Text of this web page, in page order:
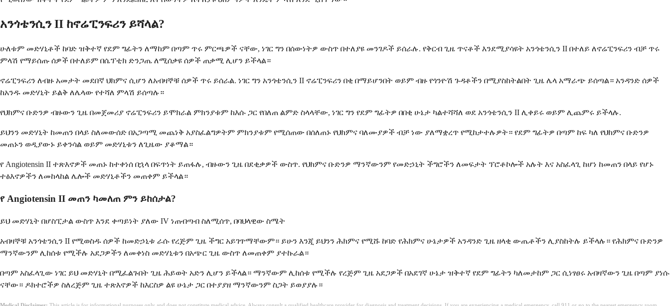
አንጎቴንሲን II ከኖሬፒንፍሪን ይሻላል?
ሁለቱም መድሃኒቶች ከባድ ዝቅተኛ የደም ግፊትን ለማከም በጣም ጥሩ ምርጫዎች ናቸው, ነገር ግን በሰውነትዎ ውስጥ በተለያዩ መንገዶች ይሰራሉ. የቅርብ ጊዜ ጥናቶች እንደሚያሳዩት አንጎቴንሲን II በተለይ ለኖሬፒንፍሪን ብቻ ጥሩ
ምላሽ የማይሰጡ ሰዎች በተለይም በሴፕቲክ ድንጋጤ ለሚሰቃዩ ሰዎች ጠቃሚ ሊሆን ይችላል።
ኖሬፒንፍሪን ለብዙ አመታት መደበኛ ህክምና ሲሆን ለአብዛኞቹ ሰዎች ጥሩ ይሰራል. ነገር ግን አንጎቴንሲን II ኖሬፒንፍሪን በቂ በማይሆንበት ወይም ብዙ የጎንዮሽ ጉዳቶችን በሚያስከትልበት ጊዜ ሌላ አማራጭ ይሰጣል። አንዳንድ ሰዎች
ከአንዱ መድሃኒት ይልቅ ለሌላው የተሻለ ምላሽ ይሰጣሉ።
የህክምና ቡድንዎ ብዙውን ጊዜ በመጀመሪያ ኖሬፒንፍሪን ይሞክራል ምክንያቱም ከእሱ ጋር የበለጠ ልምድ ስላላቸው, ነገር ግን የደም ግፊትዎ በበቂ ሁኔታ ካልተሻሻለ ወደ አንጎቴንሲን II ሊቀይሩ ወይም ሊጨምሩ ይችላሉ.
ይህንን መድሃኒት ከመጠን በላይ ስለመውሰድ በአጋጣሚ መጨነቅ አያስፈልግዎትም ምክንያቱም የሚሰጠው በሰለጠኑ የህክምና ባለሙያዎች ብቻ ነው ያለማቋረጥ የሚከታተሉዎት። የደም ግፊትዎ በጣም ከፍ ካለ የህክምና ቡድንዎ
መጠኑን ወዲያውኑ ይቀንሳል ወይም መድሃኒቱን ለጊዜው ያቆማል።
የ Angiotensin II ተጽእኖዎች መጠኑ ከተቀነሰ በኋላ በፍጥነት ይጠፋሉ, ብዙውን ጊዜ በደቂቃዎች ውስጥ. የህክምና ቡድንዎ ማንኛውንም የመድኃኒት ችግሮችን ለመፍታት ፕሮቶኮሎች አሉት እና አስፈላጊ ከሆነ ከመጠን በላይ የሆኑ
ተፅእኖዎችን ለመከላከል ሌሎች መድሃኒቶችን መጠቀም ይችላል።
የ Angiotensin II መጠን ካመለጠ ምን ይከሰታል?
ይህ መድሃኒት በሆስፒታል ውስጥ እንደ ቀጣይነት ያለው IV ነጠብጣብ ስለሚሰጥ, በባህላዊው ስሜት
አብዛኞቹ አንጎቴንሲን II የሚወስዱ ሰዎች ከመድኃኒቱ ራሱ የረጅም ጊዜ ችግር አይገጥማቸውም። ይሁን እንጂ ይህንን ሕክምና የሚሹ ከባድ የሕክምና ሁኔታዎች አንዳንድ ጊዜ ዘላቂ ውጤቶችን ሊያስከትሉ ይችላሉ። የሕክምና ቡድንዎ
ማንኛውንም ሊከሰቱ የሚችሉ አደጋዎችን ለመቀነስ መድሃኒቱን በአጭር ጊዜ ውስጥ ለመጠቀም ያተኩራል።
በጣም አስፈላጊው ነገር ይህ መድሃኒት በሚፈልጉበት ጊዜ ሕይወት አድን ሊሆን ይችላል። ማንኛውም ሊከሰቱ የሚችሉ የረጅም ጊዜ አደጋዎች በአደገኛ ሁኔታ ዝቅተኛ የደም ግፊትን ካለመታከም ጋር ሲነፃፀሩ አብዛኛውን ጊዜ በጣም ያነሱ
ናቸው። ዶክተሮችዎ ስለረጅም ጊዜ ተጽእኖዎች ከእርስዎ ልዩ ሁኔታ ጋር በተያያዘ ማንኛውንም ስጋት ይወያያሉ።